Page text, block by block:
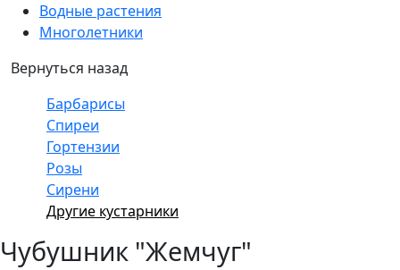
Водные растения
Многолетники
Вернуться назад
Барбарисы
Спиреи
Гортензии
Розы
Сирени
Другие кустарники
Чубушник "Жемчуг"